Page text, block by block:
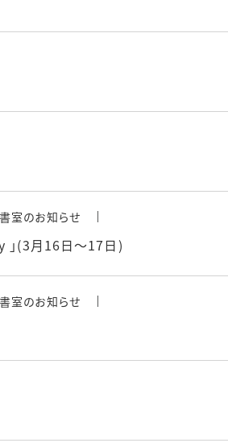
室のお知らせ
(3月16日～17日)
室のお知らせ